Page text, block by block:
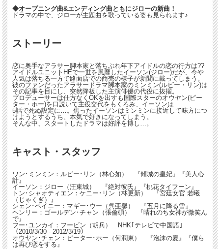
◆オープニング曲&エンディング曲ともにジローの新曲！
ドラマの中で、ジローが主題曲を歌っている姿も見られます♪
ストーリー
恋に奥手なアラサー脚本家と落ちぶれ年下アイドルの恋の行方は??
アイドルユニットHEで一世を風靡したイーソン(ジロー)だが、今や
人気は落ちる一方で路面店での商売の様子が新聞に載ってしまう。
彼のファンだったアラサードラマ脚本家のミンミン(ルビー・リン)は
その記事を目にし、突然降板した主演俳優の代役に抜擢。
プロデューサーは仕方なくOKを出すも国際スターのオウヤン(ピー
ター・ホー)を口説いて主役交代をもくろみ、イーソンは
5話で死ぬ設定に…。焦ったイーソンはミンミンに接近して味方につ
けようとするうち、本気で好きになってしまう。
そんな中、スタートしたドラマは好評を博し…。
キャスト・スタッフ
ワン･ミンミン：ルビー･リン（林心如） 『傾城の皇妃』『美人心
計』
イーソン：ジロー（汪東城） 『絶対彼氏』『桃花タイフーン』
トン･シャオティエン：ケニー･リン（林更新） 『宮廷女官 若曦
（じゃくぎ）』
シェン･ペイニー：マギー･ウー（呉亜馨） 『五月に降る雪』
ヘンリー：ゴールデン･チャン（張倫碩） 『晴れのち女神が微笑ん
で』
フー･ユンカイ：フービン（胡兵） NHK｢テレビで中国語｣
（2010/3/30 - 2012/3/19）
オウヤン･チェン：ピーター･ホー（何潤東） 『泡沫の夏』『僕ら
は再び恋をする』